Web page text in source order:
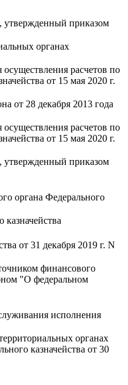
утвержденный приказом
органах
расчетов по
от 15 мая 2020 г.
от 28 декабря 2013 года
расчетов по
от 15 мая 2020 г.
утвержденный приказом
органа Федерального
от 31 декабря 2019 г. N
финансового
"О федеральном
исполнения
органах
казначейства от 30